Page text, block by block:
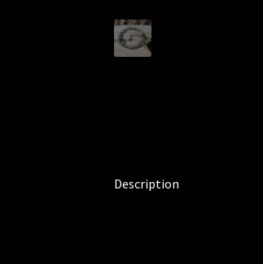
Description